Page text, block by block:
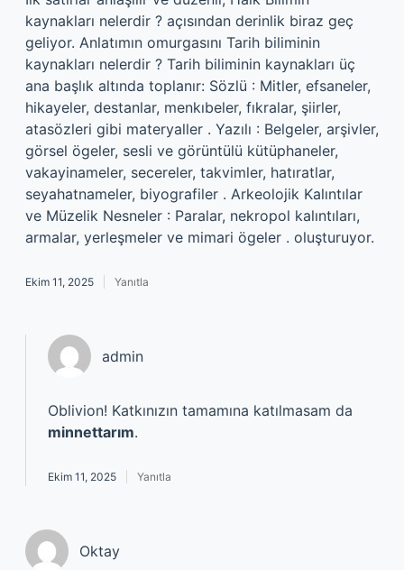
kaynakları nelerdir ? açısından derinlik biraz geç
geliyor. Anlatımın omurgasını Tarih biliminin
kaynakları nelerdir ? Tarih biliminin kaynakları üç
ana başlık altında toplanır: Sözlü : Mitler, efsaneler,
hikayeler, destanlar, menkıbeler, fıkralar, şiirler,
atasözleri gibi materyaller . Yazılı : Belgeler, arşivler,
görsel ögeler, sesli ve görüntülü kütüphaneler,
vakayinameler, secereler, takvimler, hatıratlar,
seyahatnameler, biyografiler . Arkeolojik Kalıntılar
ve Müzelik Nesneler : Paralar, nekropol kalıntıları,
armalar, yerleşmeler ve mimari ögeler . oluşturuyor.
Ekim 11, 2025 Yanıtla
admin
Oblivion! Katkınızın tamamına katılmasam da
minnettarım.
Ekim 11, 2025 Yanıtla
Oktay